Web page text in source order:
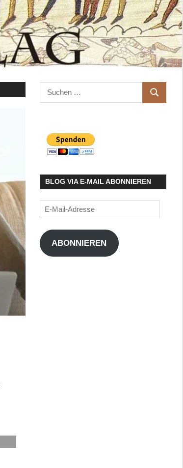
Suchen
nach:
SUCHEN
BLOG VIA E-MAIL ABONNIEREN
E-
Mail-
Adresse
ABONNIEREN